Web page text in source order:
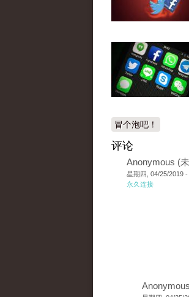
冒个泡吧！
评论
Anonymous (
星期四, 04/25/2019 -
永久连接